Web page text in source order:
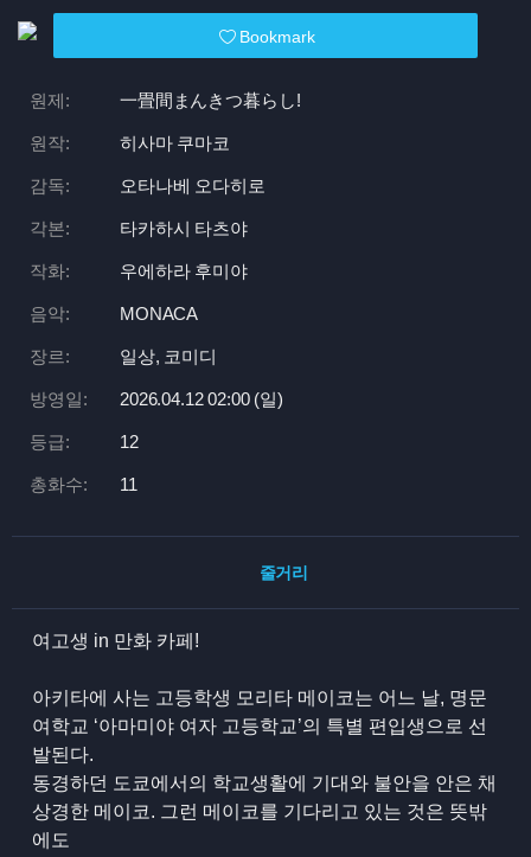
Bookmark
원제: 一畳間まんきつ暮らし!
원작: 히사마 쿠마코
감독: 오타나베 오다히로
각본: 타카하시 타츠야
작화: 우에하라 후미야
음악: MONACA
장르: 일상, 코미디
방영일: 2026.04.12 02:00 (일)
등급: 12
총화수: 11
줄거리
여고생 in 만화 카페!
아키타에 사는 고등학생 모리타 메이코는 어느 날, 명문
여학교 ‘아마미야 여자 고등학교’의 특별 편입생으로 선
발된다.
동경하던 도쿄에서의 학교생활에 기대와 불안을 안은 채
상경한 메이코. 그런 메이코를 기다리고 있는 것은 뜻밖
에도